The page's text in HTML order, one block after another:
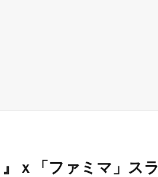
ｘ「ファミマ」スラ